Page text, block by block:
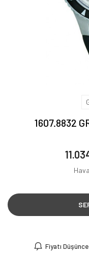
1607.8832
Fiyatı